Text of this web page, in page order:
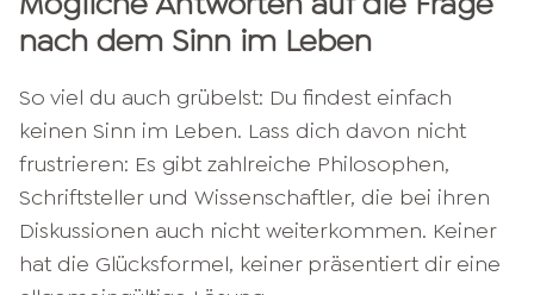
nach dem Sinn im Leben
So viel du auch grübelst: Du findest einfach
keinen Sinn im Leben. Lass dich davon nicht
frustrieren: Es gibt zahlreiche Philosophen,
Schriftsteller und Wissenschaftler, die bei ihren
Diskussionen auch nicht weiterkommen. Keiner
hat die Glücksformel, keiner präsentiert dir eine